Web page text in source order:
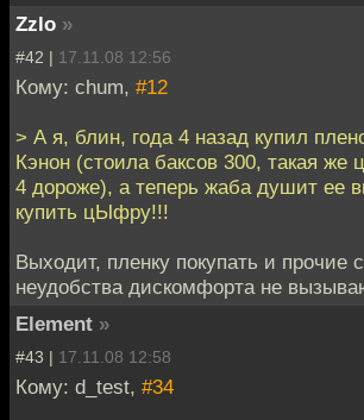
Zzlo »
#42 | 17.11.08 12:56
Кому: chum, #12
> А я, блин, года 4 назад купил
Кэнон (стоила баксов 300, такая же
4 дороже), а теперь жаба душит ее
купить цЫфру!!!
Выходит, пленку покупать и прочие
неудобства дискомфорта не
Element »
#43 | 17.11.08 12:58
Кому: d_test, #34